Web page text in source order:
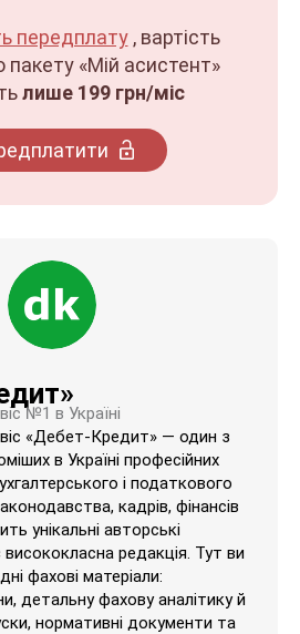
передплату, вартість
пакету «Мій асистент»
лише 199 грн/міс
№1 в Україні
«Дебет-Кредит» — один з
в Україні професійних
і податкового
кадрів, фінансів
унікальні авторські
висококласна редакція. Тут ви
фахові матеріали:
детальну фахову аналітику й
нормативні документи та